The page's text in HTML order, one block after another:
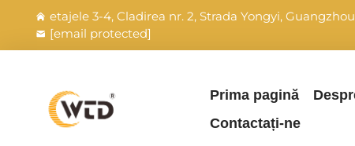
etajele 3-4, Cladirea nr. 2, Strada Yongyi,
[email protected]
Prima pagină
Contactați-ne